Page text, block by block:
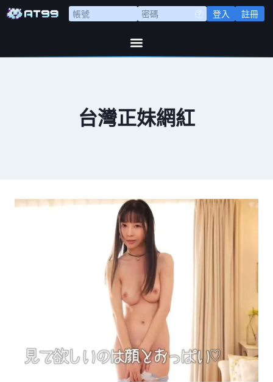
登入 註冊
台灣正妹網紅